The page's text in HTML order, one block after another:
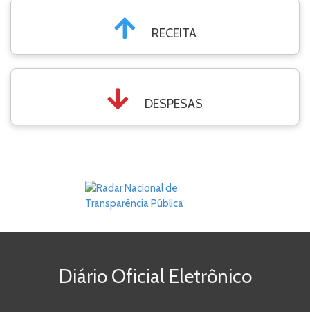
RECEITA
DESPESAS
Diário Oficial Eletrônico